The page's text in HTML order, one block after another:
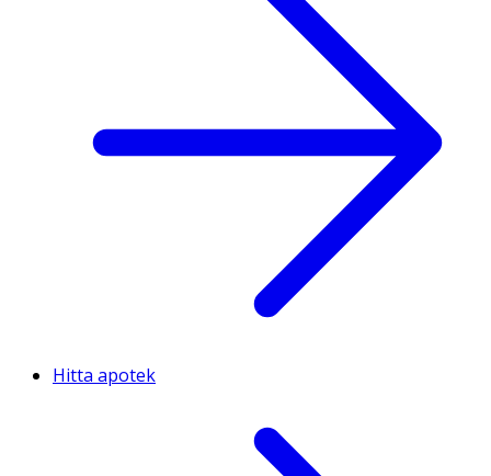
Hitta apotek